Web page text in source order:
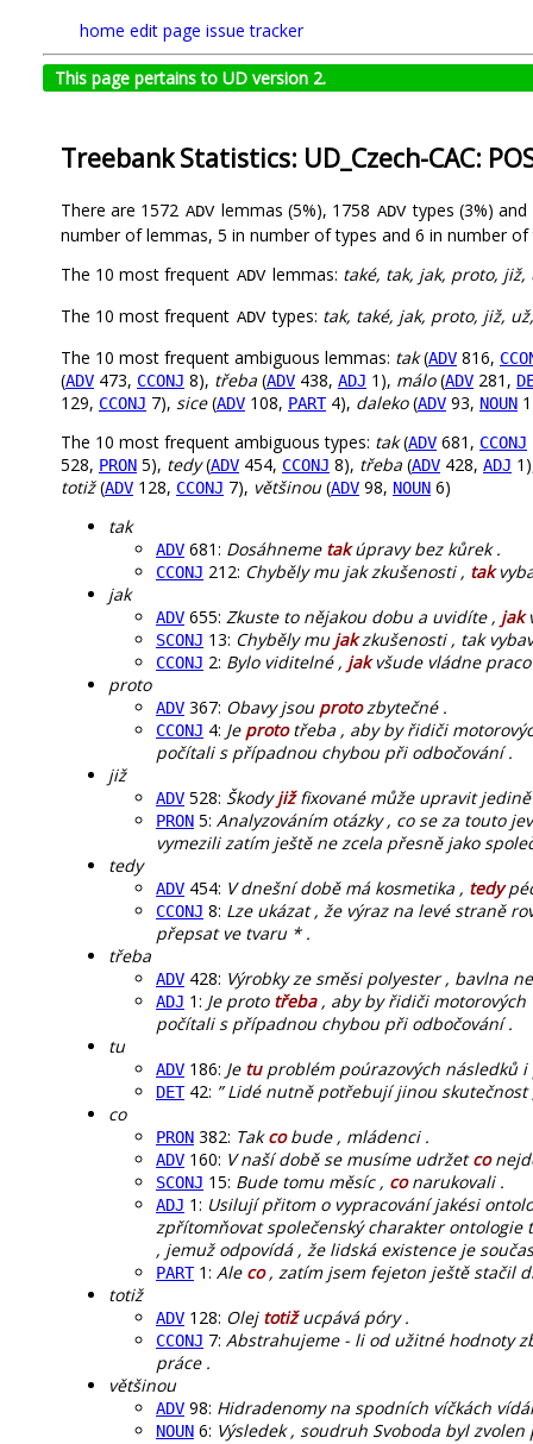
home edit page issue tracker
This page pertains to UD version 2.
Treebank Statistics: UD_Czech-CAC:
There are 1572 ADV lemmas (5%), 1758 ADV types (3%)
number of lemmas, 5 in number of types and 6 in number of
The 10 most frequent ADV lemmas: také, tak, jak, proto,
The 10 most frequent ADV types: tak, také, jak, proto, již,
The 10 most frequent ambiguous lemmas: tak(ADV 816,
(ADV 473, CCONJ 8), třeba (ADV 438, ADJ 1), málo(ADV 281,
129, CCONJ 7), sice(ADV 108, PART4), daleko(ADV 93, NOUN
The 10 most frequent ambiguous types: tak(ADV 681, CCONJ
528, PRON 5), tedy(ADV 454, CCONJ 8), třeba (ADV 428, ADJ
totiž(ADV 128, CCONJ 7), většinou(ADV 98, NOUN 6)
tak
ADV 681: Dosáhneme takúpravy bez kůrek .
CCONJ 212: Chyběly mu jak zkušenosti , tak
jak
ADV 655: Zkuste to nějakou dobu a uvidíte , jak
SCONJ 13: Chyběly mu jakzkušenosti , tak
CCONJ 2: Bylo viditelné , jakvšude vládne
proto
ADV 367: Obavy jsou protozbytečné .
CCONJ 4: Je prototřeba , aby by řidiči
počítali s případnou chybou při odbočování .
již
ADV 528: Škodyjižfixované může upravit
PRON 5: Analyzováním otázky , co se za touto
vymezili zatím ještě ne zcela přesně jako
tedy
ADV 454: V dnešní době má kosmetika , tedy
CCONJ 8: Lze ukázat , že výraz na levé straně
přepsat ve tvaru * .
třeba
ADV 428: Výrobky ze směsi polyester , bavlna
ADJ 1: Je proto třeba, aby by řidiči motorových
počítali s případnou chybou při odbočování .
tu
ADV 186: Je tuproblém poúrazových následků
DET42: ” Lidé nutně potřebují jinou
co
PRON 382: Takcobude , mládenci .
ADV 160: V naší době se musíme udržetco
SCONJ 15: Bude tomu měsíc , conarukovali .
ADJ 1: Usilují přitom o vypracování jakési
zpřítomňovat společenský charakter
, jemuž odpovídá , že lidská existence je
PART1: Ale co, zatím jsem fejeton ještě stačil
totiž
ADV 128: Olej totižucpává póry .
CCONJ 7: Abstrahujeme - li od užitné hodnoty
práce .
většinou
ADV 98: Hidradenomy na spodních víčkách
NOUN 6: Výsledek , soudruh Svoboda byl